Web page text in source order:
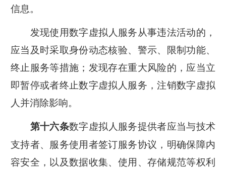
信息。
发现使用数字虚拟人服务从事违法活动的，
应当及时采取身份动态核验、警示、限制功能、
终止服务等措施；发现存在重大风险的，应当立
即暂停或者终止数字虚拟人服务，注销数字虚拟
人并消除影响。
第十六条数字虚拟人服务提供者应当与技术
支持者、服务使用者签订服务协议，明确保障内
容安全，以及数据收集、使用、存储规范等权利